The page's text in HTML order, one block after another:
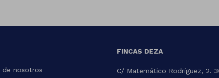
de nosotros
FINCAS DEZA
C/ Matemático Rodríguez, 2.